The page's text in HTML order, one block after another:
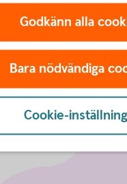
Godkänn alla
Bara nödvändiga
Cookie-